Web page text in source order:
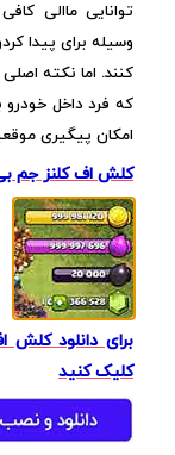
توانایی ماالی
وسیله برای پیدا
کنند. اما نکته
که فرد داخل خودرو
امکان پیگیری
کلش اف کلنز جم
برای دانلود
کلیک کنید